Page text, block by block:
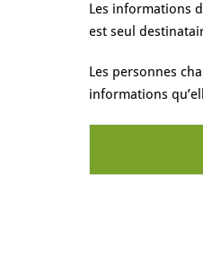
Les informations
est seul
Les personnes
informations